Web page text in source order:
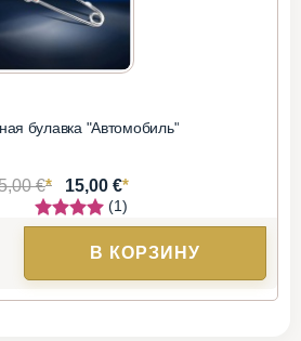
булавка "Автомобиль"
€* 15,00 €*
(1)
В КОРЗИНУ